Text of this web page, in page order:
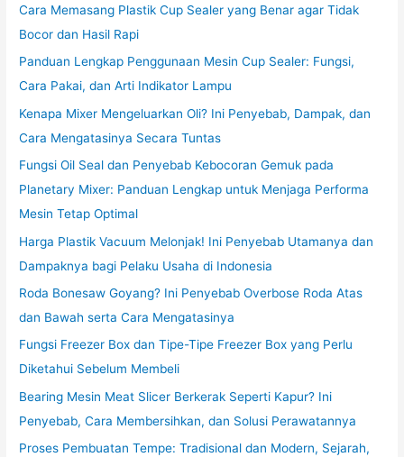
Cara Memasang Plastik Cup Sealer yang Benar agar Tidak
Bocor dan Hasil Rapi
Panduan Lengkap Penggunaan Mesin Cup Sealer: Fungsi,
Cara Pakai, dan Arti Indikator Lampu
Kenapa Mixer Mengeluarkan Oli? Ini Penyebab, Dampak, dan
Cara Mengatasinya Secara Tuntas
Fungsi Oil Seal dan Penyebab Kebocoran Gemuk pada
Planetary Mixer: Panduan Lengkap untuk Menjaga Performa
Mesin Tetap Optimal
Harga Plastik Vacuum Melonjak! Ini Penyebab Utamanya dan
Dampaknya bagi Pelaku Usaha di Indonesia
Roda Bonesaw Goyang? Ini Penyebab Overbose Roda Atas
dan Bawah serta Cara Mengatasinya
Fungsi Freezer Box dan Tipe-Tipe Freezer Box yang Perlu
Diketahui Sebelum Membeli
Bearing Mesin Meat Slicer Berkerak Seperti Kapur? Ini
Penyebab, Cara Membersihkan, dan Solusi Perawatannya
Proses Pembuatan Tempe: Tradisional dan Modern, Sejarah,